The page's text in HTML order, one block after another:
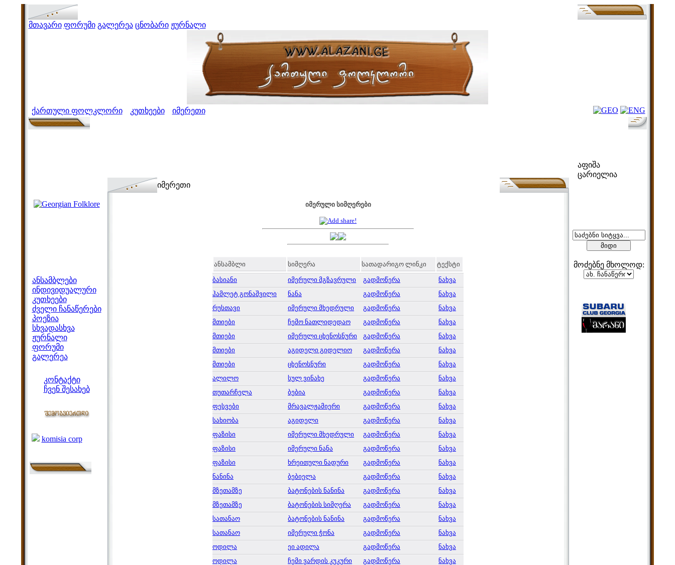
მთავარი ფორუმი გალერეა ცნობარი ჟურნალი
ქართული ფოლკლორი კუთხეები იმერეთი
ანსამბლები
ინდივიდუალური
კუთხეები
ძველი ჩანაწერები
პოეზია
სხვადასხვა
ჟურნალი
ფორუმი
გალერეა
კონტაქტი
ჩვენ შესახებ
komisia corp
იმერეთი
იმერული სიმღერები
ანსამბლი სიმღერა სათადარიგო ლინკი ტექსტი
ბასიანი იმერული მგზავრული გადმოწერა
ნახვა
ჰამლეტ გონაშვილი
ნანა გადმოწერა
ნახვა
რუსთავი
იმერული მხედრული გადმოწერა
ნახვა
მთიები
ჩემო ნათლიდედაო გადმოწერა
ნახვა
მთიები
იმერული ცხენოსნური გადმოწერა
ნახვა
მთიები
აგიდელი გიდელიო გადმოწერა
ნახვა
მთიები
ცხენოსნური გადმოწერა
ნახვა
ალილო
სულ ვინახე გადმოწერა
ნახვა
თუთარჩელა
ბებია გადმოწერა
ნახვა
ფესვები
მრავალჟამიერი გადმოწერა
ნახვა
სახიობა
აგიდელი გადმოწერა
ნახვა
ფაზისი
იმერული მხედრული გადმოწერა
ნახვა
ფაზისი
იმერული ნანა გადმოწერა
ნახვა
ფაზისი
ხრეითული ნადური გადმოწერა
ნახვა
ნანინა
ბებიელა გადმოწერა
ნახვა
მზეთამზე
ბატონების ნანინა გადმოწერა
ნახვა
მზეთამზე
ბატონების სიმღერა გადმოწერა
ნახვა
სათანაო
ბატონების ნანინა გადმოწერა
ნახვა
სათანაო
იმერული ჭონა გადმოწერა
ნახვა
ოდილა
ეი ადილა გადმოწერა
ნახვა
ოდილა
ჩემი ვარდის კუკური გადმოწერა
ნახვა
აფიშა
ცარიელია
მოძებნე მხოლოდ: